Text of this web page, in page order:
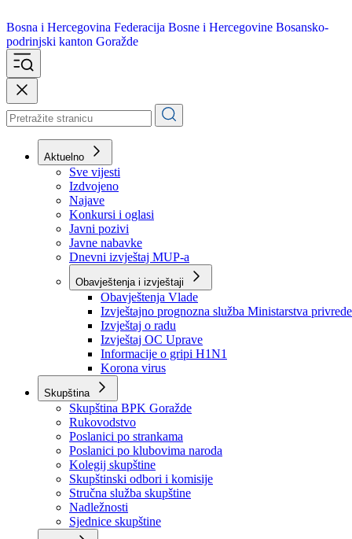
Bosna i Hercegovina
podrinjski kanton Goražde
Aktuelno
Sve vijesti
Izdvojeno
Najave
Konkursi i oglasi
Javni pozivi
Javne nabavke
Dnevni izvještaj MUP-a
Obavještenja i izvještaji
Obavještenja Vlade
Izvještajno prognozna služba Ministarstva privrede
Izvještaj o radu
Izvještaj OC Uprave
Informacije o gripi H1N1
Korona virus
Skupština
Skupština BPK Goražde
Rukovodstvo
Poslanici po strankama
Poslanici po klubovima naroda
Kolegij skupštine
Skupštinski odbori i komisije
Stručna služba skupštine